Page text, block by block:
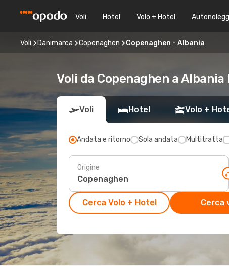
Voli Hotel Volo + Hotel
Voli Danimarca Copenaghen Copenaghen - Albania
Voli da Copenaghen a
Voli Hotel Volo +
Andata e ritorno Sola andata Multitratta
Origine
Cerca Volo + Hotel Cerca